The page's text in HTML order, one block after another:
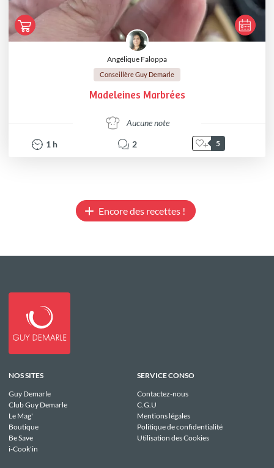
Angélique Faloppa
Conseillère Guy Demarle
Madeleines Marbrées
Aucune note
1 h 2 5
Encore des recettes !
NOS SITES
Guy Demarle
Club Guy Demarle
Le Mag'
Boutique
Be Save
i-Cook'in
SERVICE CONSO
Contactez-nous
C.G.U
Mentions légales
Politique de confidentialité
Utilisation des Cookies